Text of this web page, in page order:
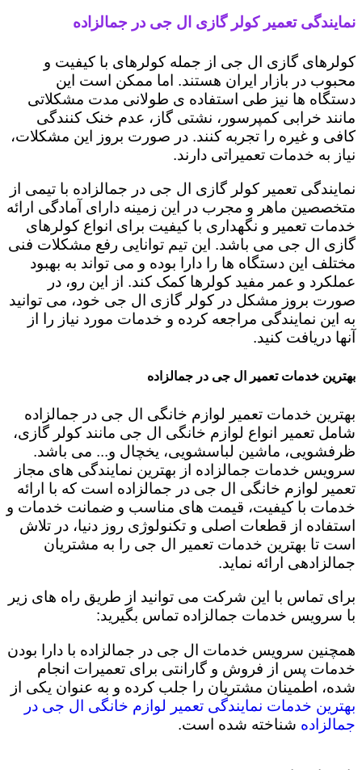
نمایندگی تعمیر کولر گازی ال جی در جمالزاده
کولرهای گازی ال جی از جمله کولرهای با کیفیت و
محبوب در بازار ایران هستند. اما ممکن است این
دستگاه ها نیز طی استفاده ی طولانی مدت مشکلاتی
مانند خرابی کمپرسور، نشتی گاز، عدم خنک کنندگی
کافی و غیره را تجربه کنند. در صورت بروز این مشکلات،
نیاز به خدمات تعمیراتی دارند.
نمایندگی تعمیر کولر گازی ال جی در جمالزاده با تیمی از
متخصصین ماهر و مجرب در این زمینه دارای آمادگی ارائه
خدمات تعمیر و نگهداری با کیفیت برای انواع کولرهای
گازی ال جی می باشد. این تیم توانایی رفع مشکلات فنی
مختلف این دستگاه ها را دارا بوده و می تواند به بهبود
عملکرد و عمر مفید کولرها کمک کند. از این رو، در
صورت بروز مشکل در کولر گازی ال جی خود، می توانید
به این نمایندگی مراجعه کرده و خدمات مورد نیاز را از
آنها دریافت کنید.
بهترین خدمات تعمیر ال جی در جمالزاده
بهترین خدمات تعمیر لوازم خانگی ال جی در جمالزاده
شامل تعمیر انواع لوازم خانگی ال جی مانند کولر گازی،
ظرفشویی، ماشین لباسشویی، یخچال و... می باشد.
سرویس خدمات جمالزاده از بهترین نمایندگی های مجاز
تعمیر لوازم خانگی ال جی در جمالزاده است که با ارائه
خدمات با کیفیت، قیمت های مناسب و ضمانت خدمات و
استفاده از قطعات اصلی و تکنولوژی روز دنیا، در تلاش
است تا بهترین خدمات تعمیر ال جی را به مشتریان
جمالزادهی ارائه نماید.
برای تماس با این شرکت می توانید از طریق راه های زیر
با سرویس خدمات جمالزاده تماس بگیرید:
همچنین سرویس خدمات ال جی در جمالزاده با دارا بودن
خدمات پس از فروش و گارانتی برای تعمیرات انجام
شده، اطمینان مشتریان را جلب کرده و به عنوان یکی از
بهترین خدمات نمایندگی تعمیر لوازم خانگی ال جی در
جمالزاده شناخته شده است.